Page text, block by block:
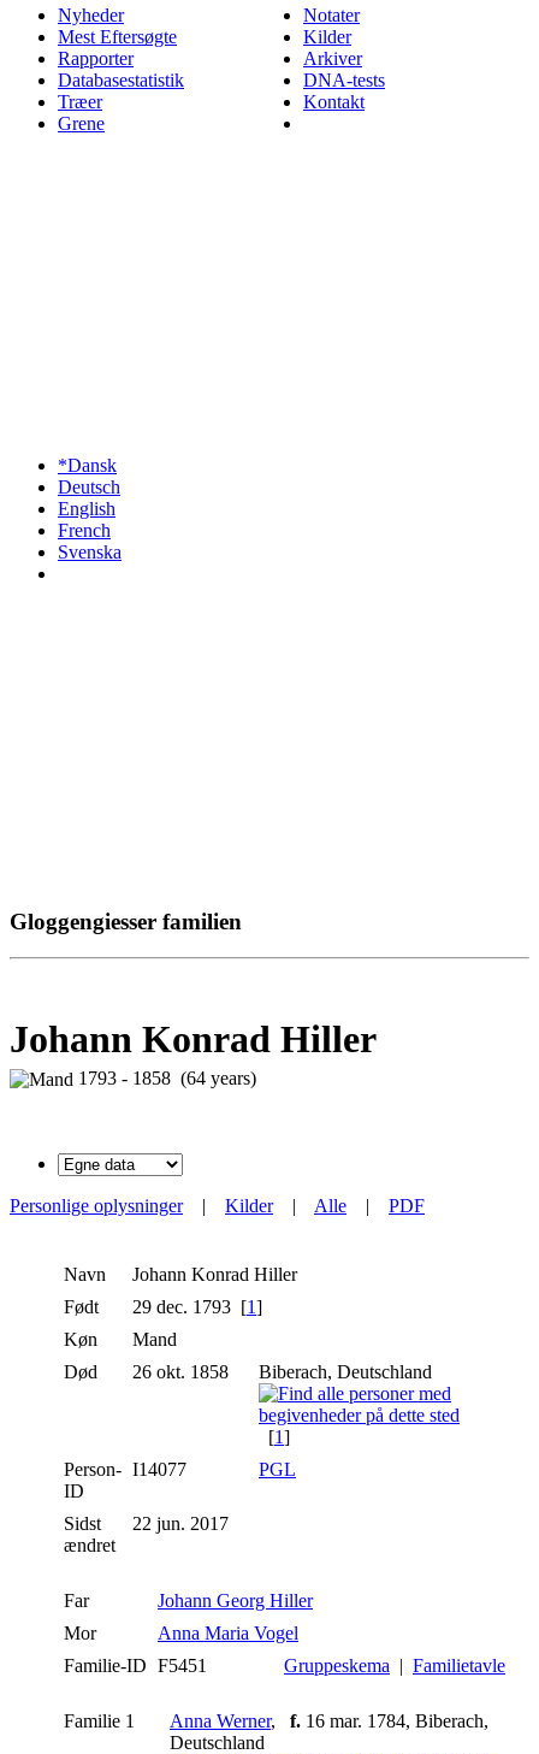
Nyheder
Mest Eftersøgte
Rapporter
Databasestatistik
Træer
Grene
Notater
Kilder
Arkiver
DNA-tests
Kontakt
*Dansk
Deutsch
English
French
Svenska
Gloggengiesser familien
Johann Konrad Hiller
1793 - 1858 (64 years)
Personlige oplysninger| Kilder| Alle | PDF
Navn Johann Konrad Hiller
Født
29 dec. 1793 [1]
Køn
Mand
Død
26 okt. 1858 Biberach, Deutschland
[1]
Person-
ID
I14077 PGL
Sidst
ændret
22 jun. 2017
Far
Johann Georg Hiller
Mor
Anna Maria Vogel
Familie-ID F5451 Gruppeskema | Familietavle
Familie 1 Anna Werner, f. 16 mar. 1784, Biberach,
Deutschland